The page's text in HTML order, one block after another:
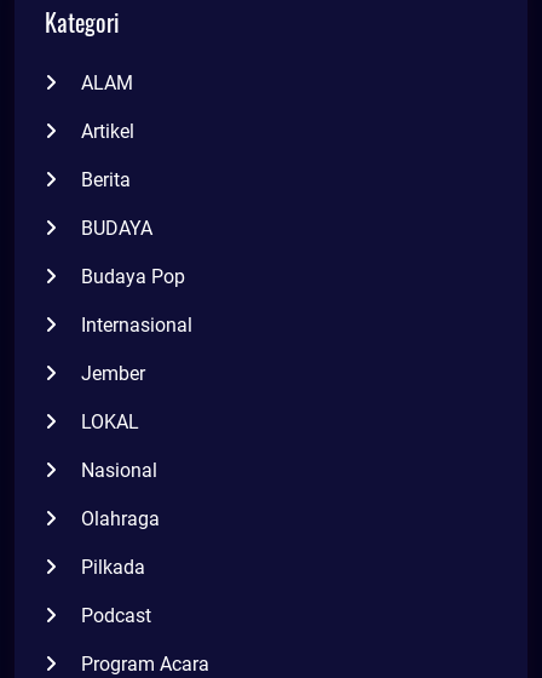
Kategori
ALAM
Artikel
Berita
BUDAYA
Budaya Pop
Internasional
Jember
LOKAL
Nasional
Olahraga
Pilkada
Podcast
Program Acara